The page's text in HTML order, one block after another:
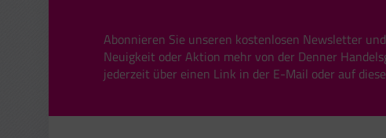
Abonnieren Sie unseren kostenlosen Newsletter
Neuigkeit oder Aktion mehr von der Denner
jederzeit über einen Link in der E-Mail oder auf